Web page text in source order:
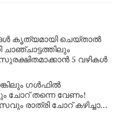
കൃത്യമായി ചെയ്താൽ
ചാഞ്ചാട്ടത്തിലും
5 വഴികൾ
​ഗൾഫിൽ
ചോറ് തന്നെ വേണം!
രാത്രി ചോറ് കഴിച്ചാൽ